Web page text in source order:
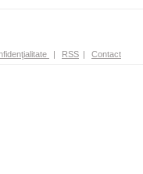
| RSS | Contact